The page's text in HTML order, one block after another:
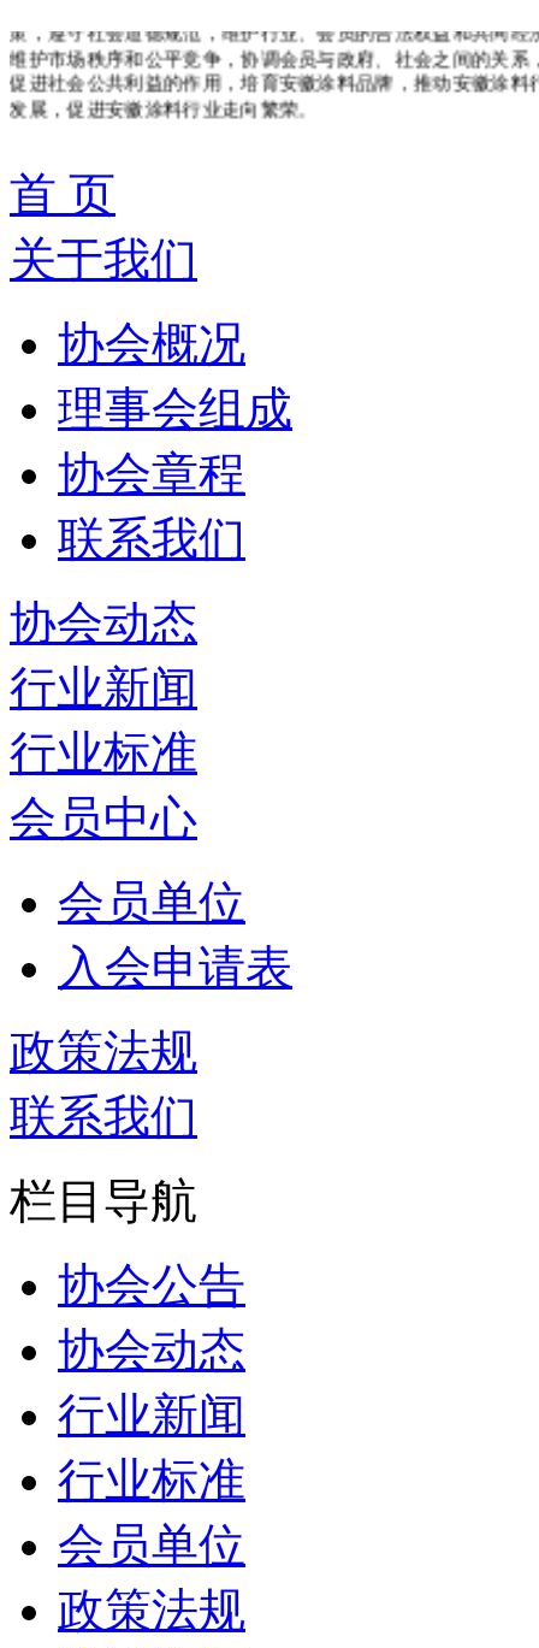
维护市场秩序和公平竞争，协调会员与政府、社会之间的关系
促进社会公共利益的作用，培育安徽涂料品牌，推动安徽涂料
发展，促进安徽涂料行业走向繁荣。
首 页
关于我们
协会概况
理事会组成
协会章程
联系我们
协会动态
行业新闻
行业标准
会员中心
会员单位
入会申请表
政策法规
联系我们
栏目导航
协会公告
协会动态
行业新闻
行业标准
会员单位
政策法规